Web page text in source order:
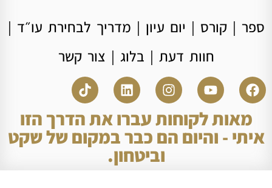
ספר |קורס | יום עיון | מדריך לבחירת עו״ד |
חוות דעת | בלוג | צור קשר
מאות לקוחות עברו את הדרך הזו
איתי - והיום הם כבר במקום של שקט
וביטחון.